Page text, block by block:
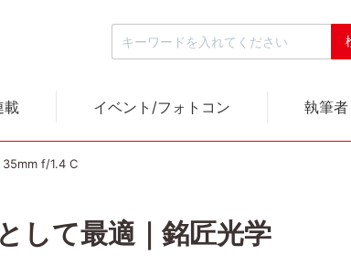
載 イベント/フォトコン 執筆者
35mm f/1.4 C
して最適｜銘匠光学